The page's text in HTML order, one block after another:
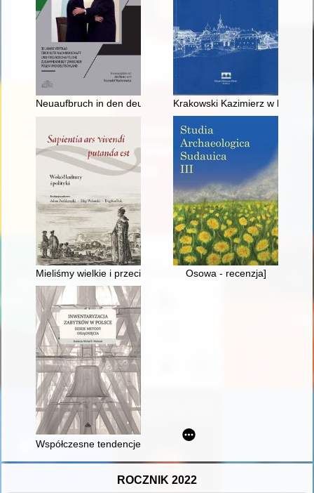
Neuaufbruch in den deutsch-polnischen Beziehungen : die
Krakowski Kazimierz w
Mieliśmy wielkie i przeciwne wiatry..." : podróż do Szwecji w
Osowa - recenzja]
Współczesne tendencje w modelowaniu danych dotyczących
ROCZNIK 2022